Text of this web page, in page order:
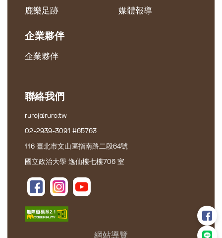
鹿樂足跡 媒體報導
企業夥伴
企業夥伴
聯絡我們
ruro@ruro.tw
02-2939-3091 #65763
116 臺北市文山區指南路二段64號
國立政治大學 逸仙樓七樓706 室
網站導覽